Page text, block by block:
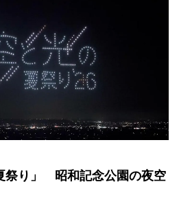
祭り」 昭和記念公園の夜空